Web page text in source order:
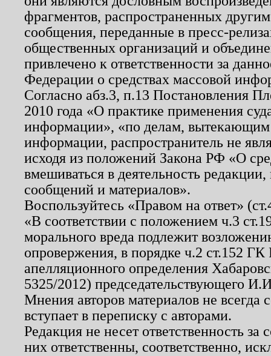
фрагментов, распространенных
сообщения, переданные в пресс-
общественных организаций и
привлечено к ответственности за
Федерации о средствах массовой
Согласно абз.3, п.13 Постановления
2010 года «О практике применения
информации», «по делам, вытекающим
информации, распространитель не
исходя из положений Закона РФ «О
вмешиваться в деятельность
сообщений и материалов».
Воспользуйтесь «Правом на ответ»
«В соответствии с положением ч.3
морального вреда подлежит
опровержения, в порядке ч.2 ст.152
апелляционного определения
5325/2012) председательствующего
Мнения авторов материалов не
вступает в переписку с авторами.
Редакция не несет ответственность
них ответственны, соответственно,